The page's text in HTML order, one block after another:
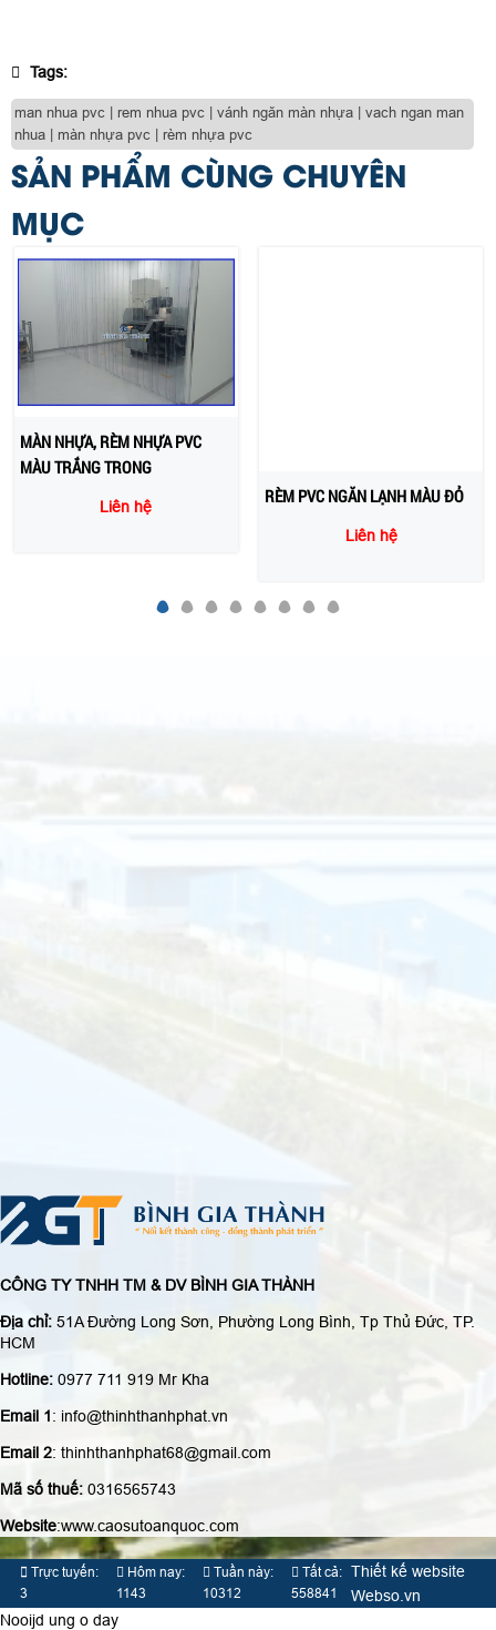
Tags:
man nhua pvc | rem nhua pvc | vánh ngăn màn nhựa | vach ngan man
nhua | màn nhựa pvc | rèm nhựa pvc
SẢN PHẨM CÙNG CHUYÊN
MỤC
MÀN NHỰA, RÈM NHỰA PVC
MÀU TRẮNG TRONG
Liên hệ
Liên hệ
CÔNG TY TNHH TM & DV BÌNH GIA THÀNH
Địa chỉ: 51A Đường Long Sơn, Phường Long Bình, Tp Thủ Đức, TP.
HCM
Hotline: 0977 711 919 Mr Kha
Email 1: info@thinhthanhphat.vn
Email 2: thinhthanhphat68@gmail.com
Mã số thuế: 0316565743
Website:www.caosutoanquoc.com
Trực tuyến:
3
Hôm nay:
1143
Tuần này:
10312
Tất cả:
558841
Thiết kế website
Webso.vn
Nooijd ung o day